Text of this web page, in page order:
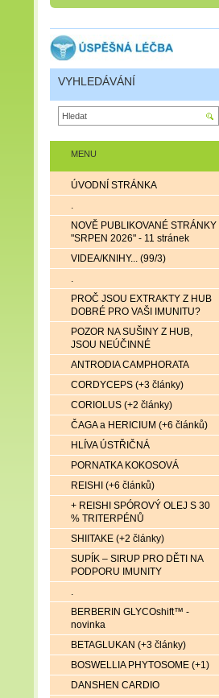
MENU
ÚVODNÍ STRÁNKA
.
NOVĚ PUBLIKOVANÉ STRÁNKY
"SRPEN 2026" - 11 stránek
VIDEA/KNIHY... (99/3)
.
PROČ JSOU EXTRAKTY Z HUB
DOBRÉ PRO VAŠI IMUNITU?
POZOR NA SUŠINY Z HUB,
JSOU NEÚČINNÉ
ANTRODIA CAMPHORATA
CORDYCEPS (+3 články)
CORIOLUS (+2 články)
ČAGA a HERICIUM (+6 článků)
HLÍVA ÚSTŘIČNÁ
PORNATKA KOKOSOVÁ
REISHI (+6 článků)
+ REISHI SPÓROVÝ OLEJ S 30
% TRITERPÉNŮ
SHIITAKE (+2 články)
SUPÍK – SIRUP PRO DĚTI NA
PODPORU IMUNITY
.
BERBERIN GLYCOshift™ -
novinka
BETAGLUKAN (+3 články)
BOSWELLIA PHYTOSOME (+1)
DANSHEN CARDIO
VYHLEDÁVÁNÍ